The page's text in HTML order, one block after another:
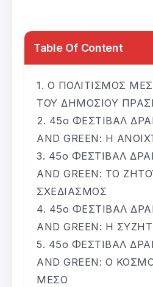
Table Of Content
Ο ΠΟΛΙΤΙΣΜΟΣ
ΤΟΥ ΔΗΜΟΣΙΟΥ
45ο ΦΕΣΤΙΒΑΛ
AND GREEN: Η
45ο ΦΕΣΤΙΒΑΛ
AND GREEN: ΤΟ
ΣΧΕΔΙΑΣΜΟΣ
45ο ΦΕΣΤΙΒΑΛ
AND GREEN: Η
45ο ΦΕΣΤΙΒΑΛ
AND GREEN: Ο
ΜΕΣΟ